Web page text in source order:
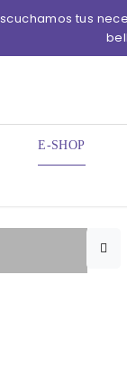
tus
E-SHOP